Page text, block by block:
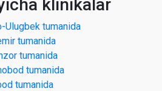
klinikalar
tumanida
tumanida
tumanida
tumanida
tumanida